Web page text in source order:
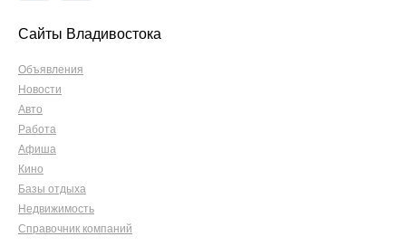
Сайты Владивостока
Объявления
Новости
Авто
Работа
Афиша
Кино
Базы отдыха
Недвижимость
Справочник компаний